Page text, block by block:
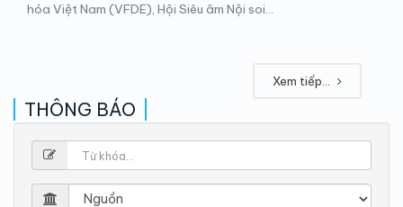
hóa Việt Nam (VFDE), Hội Siêu âm Nội soi...
Xem tiếp...
THÔNG BÁO